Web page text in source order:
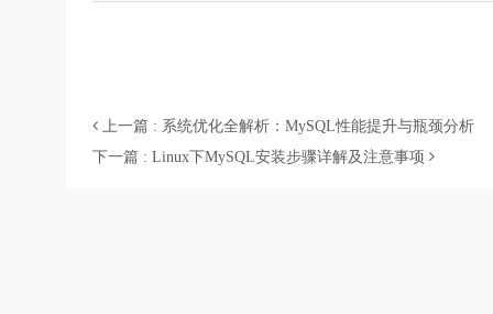
上一篇 : 系统优化全解析：MySQL性能提升与瓶颈分析
下一篇 : Linux下MySQL安装步骤详解及注意事项